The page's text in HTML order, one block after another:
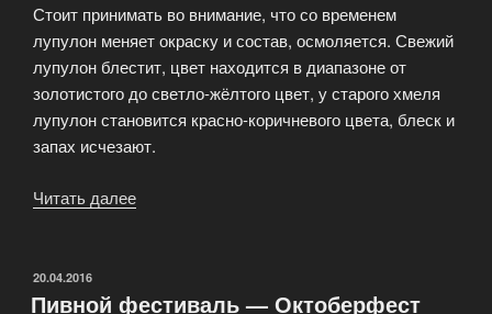
Стоит принимать во внимание, что со временем
лупулон меняет окраску и состав, осмоляется. Свежий
лупулон блестит, цвет находится в диапазоне от
золотистого до светло-жёлтого цвет, у старого хмеля
лупулон становится красно-коричневого цвета, блеск и
запах исчезают.
Читать далее
ОПУБЛИКОВАНО
20.04.2016
Пивной фестиваль — Октоберфест